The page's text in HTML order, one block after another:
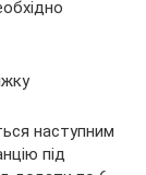
наступним
під